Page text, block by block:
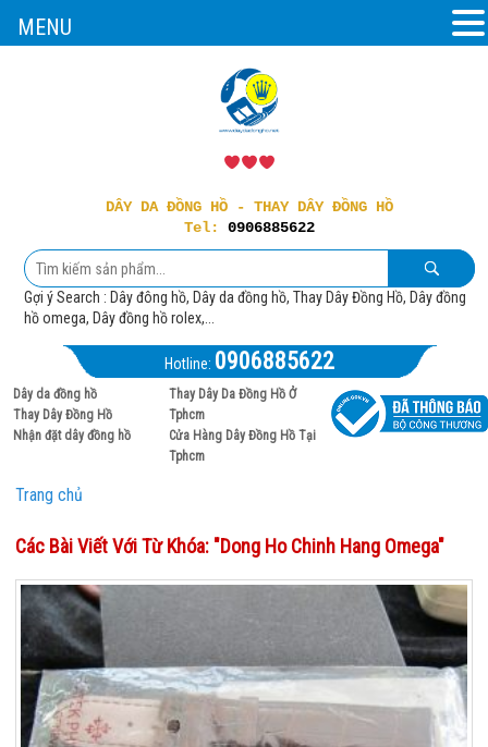
DÂY DA ĐỒNG HỒ - THAY DÂY ĐỒNG HỒ
Tel: 0906885622
Gợi ý Search : Dây đông hồ, Dây da đồng hồ, Thay Dây Đồng Hồ, Dây đồng
hồ omega, Dây đồng hồ rolex,...
Hotline: 0906885622
Dây da đồng hồ
Thay Dây Đồng Hồ
Nhận đặt dây đồng hồ
Thay Dây Da Đồng Hồ Ở
Tphcm
Cửa Hàng Dây Đồng Hồ Tại
Tphcm
Trang chủ
Các Bài Viết Với Từ Khóa: "dong Ho Chinh Hang Omega"
MENU